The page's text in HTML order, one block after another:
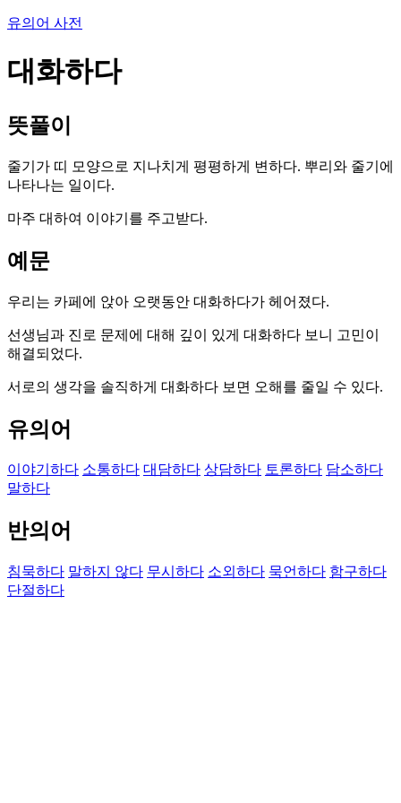
유의어 사전
대화하다
뜻풀이
줄기가 띠 모양으로 지나치게 평평하게 변하다. 뿌리와 줄기에
나타나는 일이다.
마주 대하여 이야기를 주고받다.
예문
우리는 카페에 앉아 오랫동안 대화하다가 헤어졌다.
선생님과 진로 문제에 대해 깊이 있게 대화하다 보니 고민이
해결되었다.
서로의 생각을 솔직하게 대화하다 보면 오해를 줄일 수 있다.
유의어
이야기하다 소통하다 대담하다 상담하다 토론하다 담소하다
말하다
반의어
침묵하다 말하지 않다 무시하다 소외하다 묵언하다 함구하다
단절하다